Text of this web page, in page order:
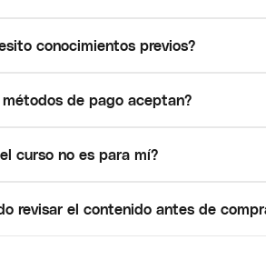
conocimientos previos?
métodos de pago aceptan?
curso no es para mí?
revisar el contenido antes de